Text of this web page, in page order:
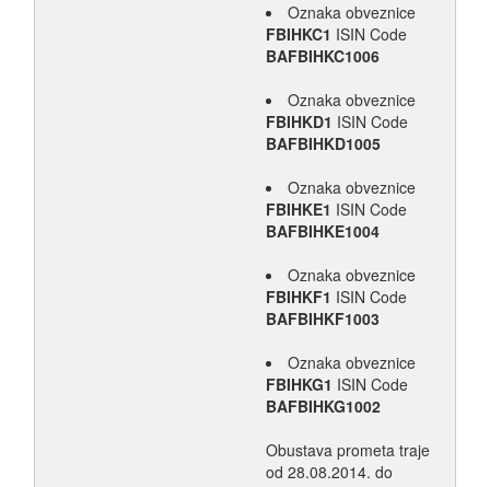
Oznaka obveznice
FBIHKC1 ISIN Code
BAFBIHKC1006
Oznaka obveznice
FBIHKD1 ISIN Code
BAFBIHKD1005
Oznaka obveznice
FBIHKE1 ISIN Code
BAFBIHKE1004
Oznaka obveznice
FBIHKF1 ISIN Code
BAFBIHKF1003
Oznaka obveznice
FBIHKG1 ISIN Code
BAFBIHKG1002
Obustava prometa traje
od 28.08.2014. do